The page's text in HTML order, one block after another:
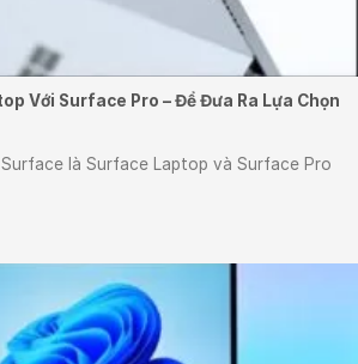
Với Surface Pro – Để Đưa Ra Lựa Chọn
là Surface Laptop và Surface Pro